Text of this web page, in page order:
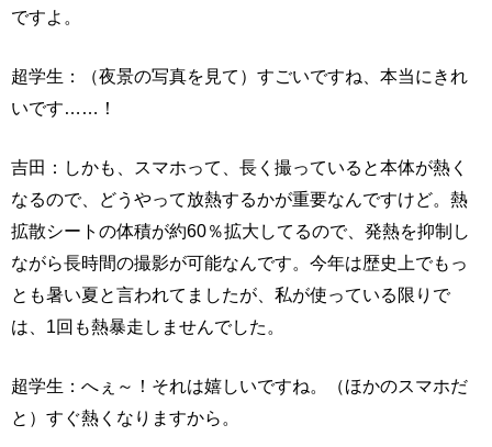
ですよ。
超学生：（夜景の写真を見て）すごいですね、本当にきれ
いです……！
吉田：しかも、スマホって、長く撮っていると本体が熱く
なるので、どうやって放熱するかが重要なんですけど。熱
拡散シートの体積が約60％拡大してるので、発熱を抑制し
ながら長時間の撮影が可能なんです。今年は歴史上でもっ
とも暑い夏と言われてましたが、私が使っている限りで
は、1回も熱暴走しませんでした。
超学生：へぇ～！それは嬉しいですね。（ほかのスマホだ
と）すぐ熱くなりますから。